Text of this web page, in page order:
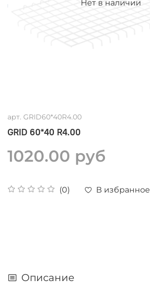
Нет в наличии
арт. GRID60*40R4.00
GRID 60*40 R4.00
(0) В избранное
1020.00 руб
Описание